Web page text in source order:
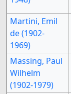
Martini, Emil
de (1902-
1969)
Massing, Paul
Wilhelm
(1902-1979)